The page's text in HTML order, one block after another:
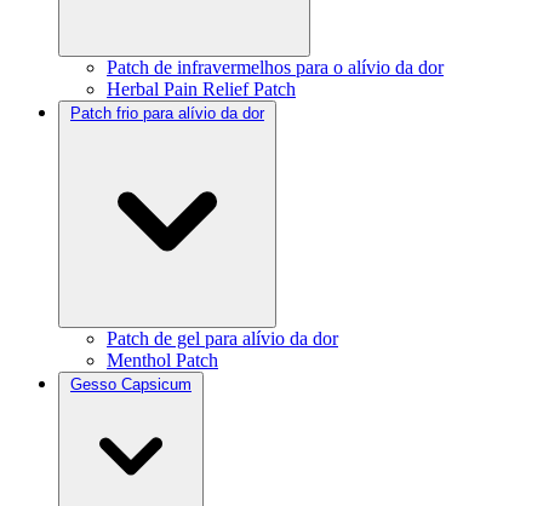
Patch de infravermelhos para o alívio da dor
Herbal Pain Relief Patch
Patch frio para alívio da dor
Patch de gel para alívio da dor
Menthol Patch
Gesso Capsicum